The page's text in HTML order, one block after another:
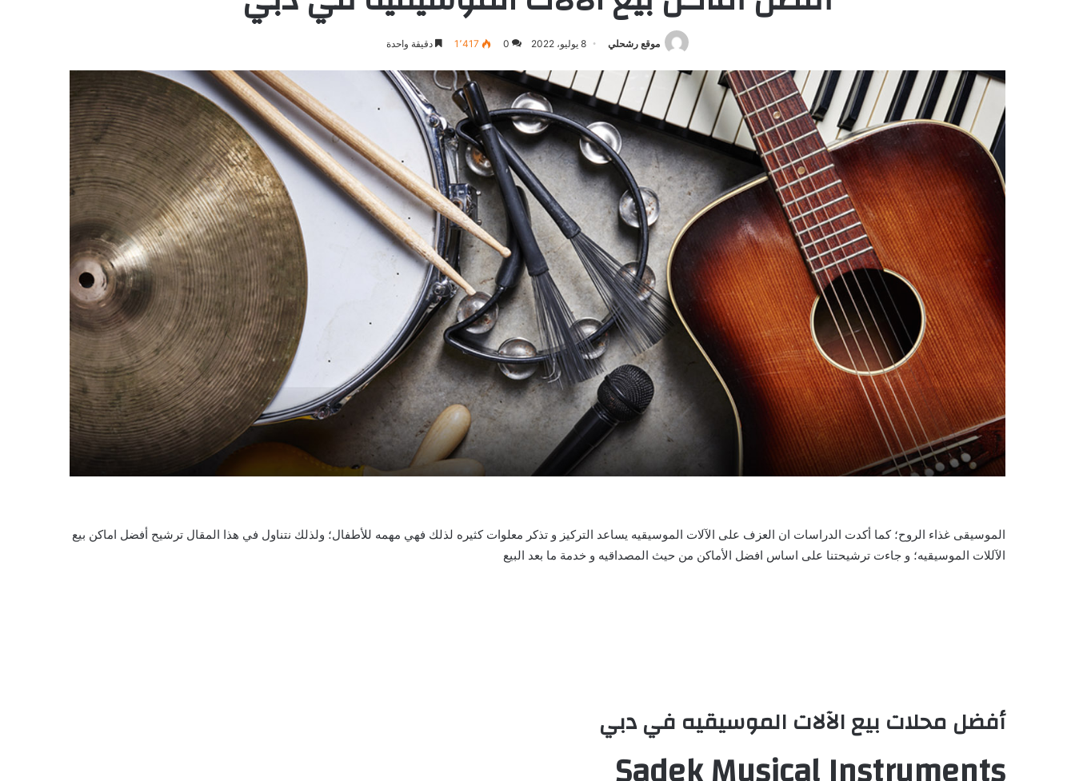
موقع رشحلي 8 يوليو، 2022 0 1٬417 دقيقة واحدة
الموسيقى غذاء الروح؛ كما أكدت الدراسات ان العزف على الآلات الموسيقيه يساعد التركيز و تذكر معلوات كثيره لذلك فهي مهمه للأطفال؛ ولذلك نتناول في هذا المقال ترشيح أفضل اماكن بيع
الآللات الموسيقيه؛ و جاءت ترشيحتنا على اساس افضل الأماكن من حيث المصداقيه و خدمة ما بعد البيع
أفضل محلات بيع الآلات الموسيقيه في دبي